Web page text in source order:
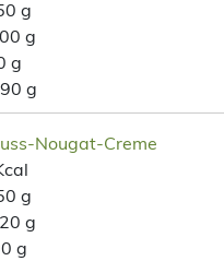
g
g
g
g
Nougat-Creme
g
g
g